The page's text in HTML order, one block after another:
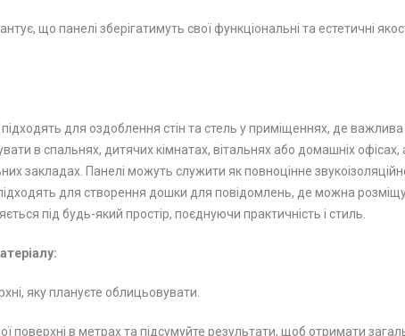
що панелі зберігатимуть свої функціональні та естетичні
підходять для оздоблення стін та стель у приміщеннях, де
в спальнях, дитячих кімнатах, вітальнях або домашніх
закладах. Панелі можуть служити як повноцінне
для створення дошки для повідомлень, де можна
під будь-який простір, поєднуючи практичність і стиль.
яку плануєте облицьовувати.
поверхні в метрах та підсумуйте результати, щоб отримати